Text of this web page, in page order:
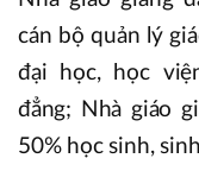
cán bộ quản lý
đại học, học
đẳng; Nhà giáo
50% học sinh,